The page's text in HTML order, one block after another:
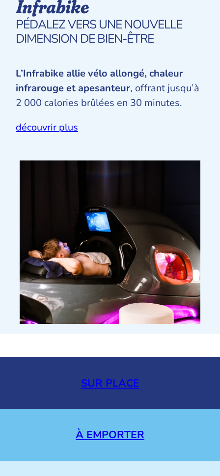
Infrabike
PÉDALEZ VERS UNE NOUVELLE
DIMENSION DE BIEN-ÊTRE
L’Infrabike allie vélo allongé, chaleur
infrarouge et apesanteur, offrant jusqu’à
2 000 calories brûlées en 30 minutes.
découvrir plus
SUR PLACE
À EMPORTER